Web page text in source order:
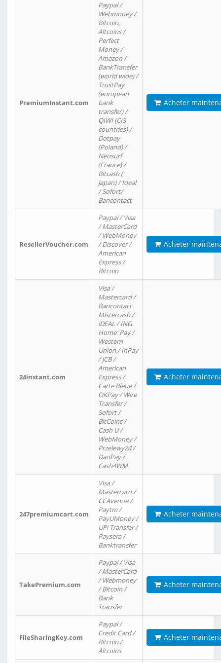
PremiumInstant.com
Paypal /
Webmoney /
Bitcoin,
Altcoins /
Perfect
Money /
Amazon /
BankTransfer
(world wide) /
TrustPay
(european
bank
transfer) /
QIWI (CIS
countries) /
Dotpay
(Poland) /
Neosurf
(France) /
Bitcash (
Japan) / Ideal
/ Sofort/
Bancontact
Acheter
ResellerVoucher.com
Paypal / Visa
/ MasterCard
/ WebMoney
/ Discover /
American
Express /
Bitcoin
Acheter
24instant.com
Visa /
Mastercard /
Bancontact
Mistercash /
iDEAL / ING
Home' Pay /
Western
Union / InPay
/ JCB /
American
Express /
Carte Bleue /
OKPay / Wire
Transfer /
Sofort /
BitCoins /
Cash U /
WebMoney /
Przelewy24 /
DaoPay /
Cash4WM
Acheter
247premiumcart.com
Visa /
Mastercard /
CCAvenue /
Paytm /
PayUMoney /
UPi Transfer /
Paysera /
Banktransfer
Acheter
TakePremium.com
Paypal / Visa
/ MasterCard
/ Webmoney
/ Bitcoin /
Bank
Transfer
Acheter
FileSharingKey.com
Paypal /
Credit Card /
Bitcoin /
Altcoins
Acheter